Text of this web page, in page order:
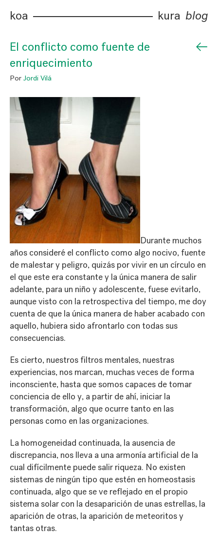
koa kura blog
El conflicto como fuente de
enriquecimiento
←
Por Jordi Vilá
Durante muchos
años consideré el conflicto como algo nocivo, fuente
de malestar y peligro, quizás por vivir en un círculo en
el que este era constante y la única manera de salir
adelante, para un niño y adolescente, fuese evitarlo,
aunque visto con la retrospectiva del tiempo, me doy
cuenta de que la única manera de haber acabado con
aquello, hubiera sido afrontarlo con todas sus
consecuencias.
Es cierto, nuestros filtros mentales, nuestras
experiencias, nos marcan, muchas veces de forma
inconsciente, hasta que somos capaces de tomar
conciencia de ello y, a partir de ahí, iniciar la
transformación, algo que ocurre tanto en las
personas como en las organizaciones.
La homogeneidad continuada, la ausencia de
discrepancia, nos lleva a una armonía artificial de la
cual difícilmente puede salir riqueza. No existen
sistemas de ningún tipo que estén en homeostasis
continuada, algo que se ve reflejado en el propio
sistema solar con la desaparición de unas estrellas, la
aparición de otras, la aparición de meteoritos y
tantas otras.